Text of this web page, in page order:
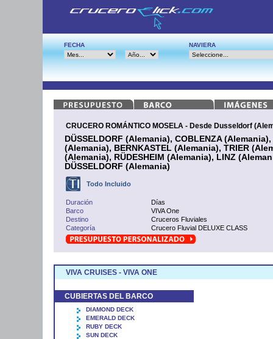
FECHA NAVIERA
CRUCERO ROMÁNTICO MOSELA - Desde Dusseldorf
DÜSSELDORF (Alemania), COBLENZA
(Alemania), BERNKASTEL (Alemania), TRIER
(Alemania), RÜDESHEIM (Alemania), LINZ
DÜSSELDORF (Alemania)
Todo Incluido
Duración
Días
Barco
VIVA One
Destino
Cruceros Fluviales
Categoría
Crucero Fluvial DELUXE CLASS
VIVA CRUISES - VIVA ONE
CUBIERTAS DEL BARCO
DIAMOND DECK
EMERALD DECK
RUBY DECK
SUN DECK